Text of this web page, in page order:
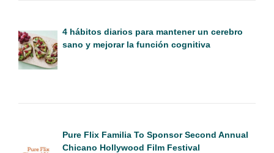
4 hábitos diarios para mantener un cerebro
sano y mejorar la función cognitiva
Pure Flix Familia To Sponsor Second Annual
Chicano Hollywood Film Festival